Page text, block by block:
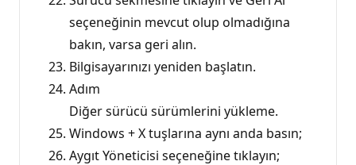
seçeneğinin mevcut olup olmadığına
bakın, varsa geri alın.
Bilgisayarınızı yeniden başlatın.
Adım
Diğer sürücü sürümlerini yükleme.
Windows + X tuşlarına aynı anda basın;
Aygıt Yöneticisi seçeneğine tıklayın;